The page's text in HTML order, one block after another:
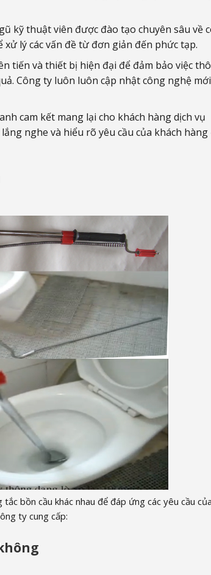
kỹ thuật viên được đào tạo chuyên sâu về
lý các vấn đề từ đơn giản đến phức tạp.
tiến và thiết bị hiện đại để đảm bảo việc
Công ty luôn luôn cập nhật công nghệ mới
cam kết mang lại cho khách hàng dịch vụ
nghe và hiểu rõ yêu cầu của khách hàng
bồn cầu khác nhau để đáp ứng các yêu cầu
ty cung cấp: